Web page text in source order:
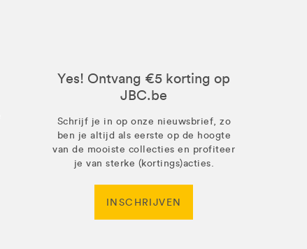
Yes! Ontvang €5 korting op
JBC.be
Schrijf je in op onze nieuwsbrief, zo
ben je altijd als eerste op de hoogte
van de mooiste collecties en profiteer
je van sterke (kortings)acties.
INSCHRIJVEN